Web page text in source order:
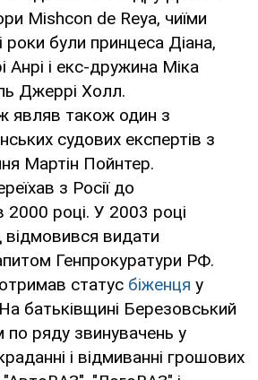
Mishcon de Reya, чиїми
роки були принцеса Діана,
Анрі і екс-дружина Міка
Джеррі Холл.
являв також один з
судових експертів з
Мартін Пойнтер.
з Росії до
2000 році. У 2003 році
відмовився видати
Генпрокуратури РФ.
статус біженця у
батьківщині Березовський
по ряду звинувачень у
і відмиванні грошових